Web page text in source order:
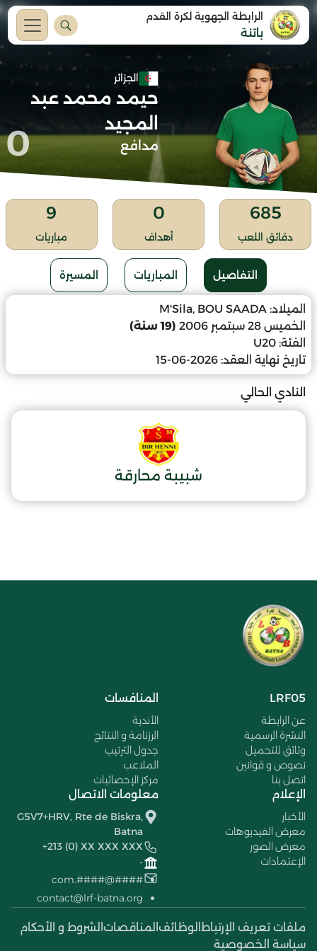
الرابطة الجهوية لكرة القدم
باتنة
الجزائر
حيمد محمد عبد
المجيد
مدافع 0
685
دقائق اللعب
0
أهداف
9
مباريات
التفاصيل المباريات المسيرة
الميلاد: M'Sila, BOU SAADA
الخميس 28 سبتمبر 2006
(19 سنة)
الفئة: U20
تاريخ نهاية العقد: 2026-06-15
النادي الحالي
شبيبة محارقة
LRF05
عن الرابطة
النشرة الرسمية
وثائق للتحميل
نصوص و قوانين
اتصل بنا
المنافسات
الأندية
الرزنامة و النتائج
جدول الترتيب
الملاعب
مركز الإحصائيات
الإعلام
الأخبار
معرض الفيديوهات
معرض الصور
الإعتمادات
معلومات الاتصال
G5V7+HRV, Rte de Biskra,
Batna
+213 (0) XX XXX XXX
-
####@####.com
contact@lrf-batna.org
ملفات تعريف الإرتباط الوظائف المناقصات الشروط و الأحكام
سياسة الخصوصية